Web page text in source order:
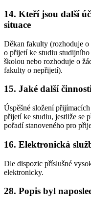
14. Kteří jsou další
situace
Děkan fakulty (rozhoduje
o přijetí ke studiu
školou nebo rozhoduje o
fakulty o nepřijetí).
15. Jaké další
Úspěšné složení
přijetí ke studiu, jestliže se
pořadí stanoveného pro
16. Elektronická
Dle dispozic příslušné
elektronicky.
28. Popis byl